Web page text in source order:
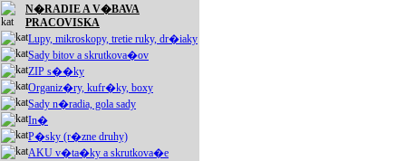
N�RADIE A V�BAVA
PRACOVISKA
Lupy, mikroskopy, tretie ruky, dr�iaky
Sady bitov a skrutkova�ov
ZIP s��ky
Organiz�ry, kufr�ky, boxy
Sady n�radia, gola sady
In�
P�sky (r�zne druhy)
AKU v�ta�ky a skrutkova�e